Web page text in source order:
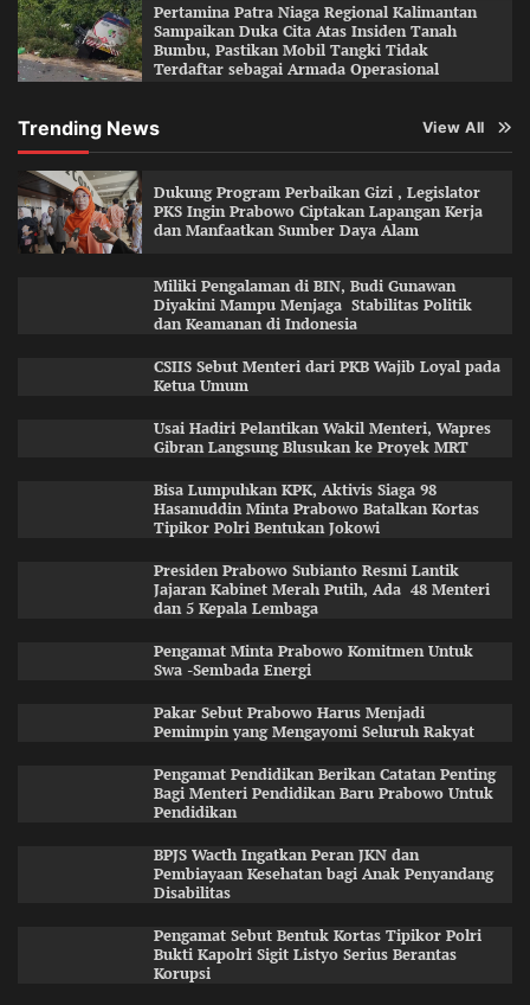
Pertamina Patra Niaga Regional Kalimantan
Sampaikan Duka Cita Atas Insiden Tanah
Bumbu, Pastikan Mobil Tangki Tidak
Terdaftar sebagai Armada Operasional
Trending News View All
Dukung Program Perbaikan Gizi , Legislator
PKS Ingin Prabowo Ciptakan Lapangan Kerja
dan Manfaatkan Sumber Daya Alam
Miliki Pengalaman di BIN, Budi Gunawan
Diyakini Mampu Menjaga Stabilitas Politik
dan Keamanan di Indonesia
CSIIS Sebut Menteri dari PKB Wajib Loyal pada
Ketua Umum
Usai Hadiri Pelantikan Wakil Menteri, Wapres
Gibran Langsung Blusukan ke Proyek MRT
Bisa Lumpuhkan KPK, Aktivis Siaga 98
Hasanuddin Minta Prabowo Batalkan Kortas
Tipikor Polri Bentukan Jokowi
Presiden Prabowo Subianto Resmi Lantik
Jajaran Kabinet Merah Putih, Ada 48 Menteri
dan 5 Kepala Lembaga
Pengamat Minta Prabowo Komitmen Untuk
Swa -Sembada Energi
Pakar Sebut Prabowo Harus Menjadi
Pemimpin yang Mengayomi Seluruh Rakyat
Pengamat Pendidikan Berikan Catatan Penting
Bagi Menteri Pendidikan Baru Prabowo Untuk
Pendidikan
BPJS Wacth Ingatkan Peran JKN dan
Pembiayaan Kesehatan bagi Anak Penyandang
Disabilitas
Pengamat Sebut Bentuk Kortas Tipikor Polri
Bukti Kapolri Sigit Listyo Serius Berantas
Korupsi